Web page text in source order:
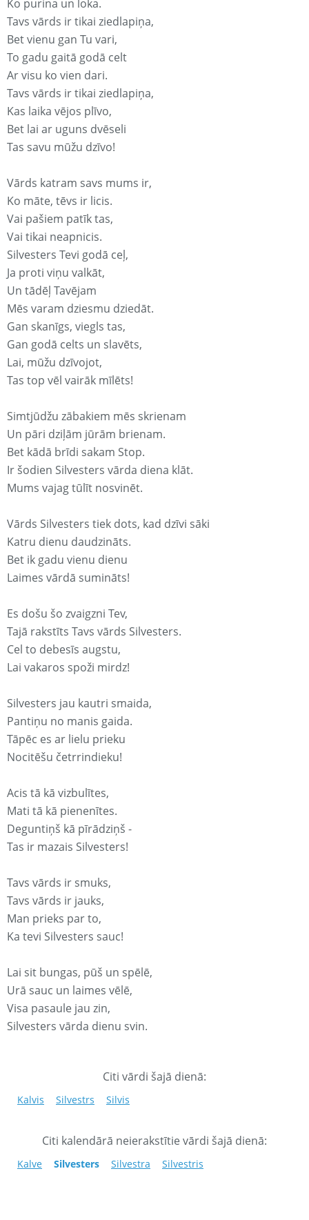
Ko purina un loka.
Tavs vārds ir tikai ziedlapiņa,
Bet vienu gan Tu vari,
To gadu gaitā godā celt
Ar visu ko vien dari.
Tavs vārds ir tikai ziedlapiņa,
Kas laika vējos plīvo,
Bet lai ar uguns dvēseli
Tas savu mūžu dzīvo!
Vārds katram savs mums ir,
Ko māte, tēvs ir licis.
Vai pašiem patīk tas,
Vai tikai neapnicis.
Silvesters Tevi godā ceļ,
Ja proti viņu valkāt,
Un tādēļ Tavējam
Mēs varam dziesmu dziedāt.
Gan skanīgs, viegls tas,
Gan godā celts un slavēts,
Lai, mūžu dzīvojot,
Tas top vēl vairāk mīlēts!
Simtjūdžu zābakiem mēs skrienam
Un pāri dziļām jūrām brienam.
Bet kādā brīdi sakam Stop.
Ir šodien Silvesters vārda diena klāt.
Mums vajag tūlīt nosvinēt.
Vārds Silvesters tiek dots, kad dzīvi sāki
Katru dienu daudzināts.
Bet ik gadu vienu dienu
Laimes vārdā sumināts!
Es došu šo zvaigzni Tev,
Tajā rakstīts Tavs vārds Silvesters.
Cel to debesīs augstu,
Lai vakaros spoži mirdz!
Silvesters jau kautri smaida,
Pantiņu no manis gaida.
Tāpēc es ar lielu prieku
Nocitēšu četrrindieku!
Acis tā kā vizbulītes,
Mati tā kā pienenītes.
Deguntiņš kā pīrādziņš -
Tas ir mazais Silvesters!
Tavs vārds ir smuks,
Tavs vārds ir jauks,
Man prieks par to,
Ka tevi Silvesters sauc!
Lai sit bungas, pūš un spēlē,
Urā sauc un laimes vēlē,
Visa pasaule jau zin,
Silvesters vārda dienu svin.
Citi vārdi šajā dienā:
Kalvis Silvestrs Silvis
Citi kalendārā neierakstītie vārdi šajā dienā:
Kalve Silvesters Silvestra Silvestris